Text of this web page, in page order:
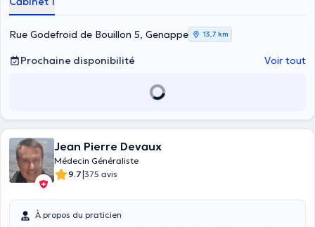
Rue Godefroid de Bouillon 5, Genappe 13,7 km
Prochaine disponibilité Voir tout
Jean Pierre Devaux
Médecin Généraliste
9.7|375 avis
À propos du praticien